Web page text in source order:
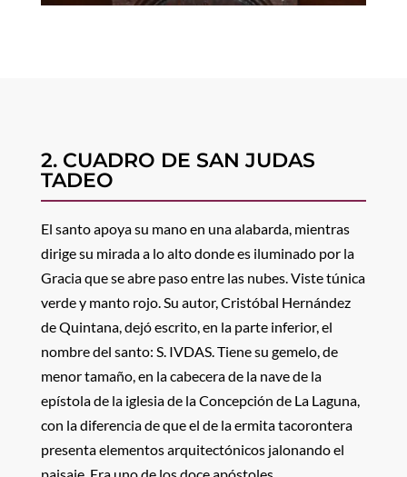
2. CUADRO DE SAN JUDAS
TADEO
El santo apoya su mano en una alabarda, mientras
dirige su mirada a lo alto donde es iluminado por la
Gracia que se abre paso entre las nubes. Viste túnica
verde y manto rojo. Su autor, Cristóbal Hernández
de Quintana, dejó escrito, en la parte inferior, el
nombre del santo: S. IVDAS. Tiene su gemelo, de
menor tamaño, en la cabecera de la nave de la
epístola de la iglesia de la Concepción de La Laguna,
con la diferencia de que el de la ermita tacorontera
presenta elementos arquitectónicos jalonando el